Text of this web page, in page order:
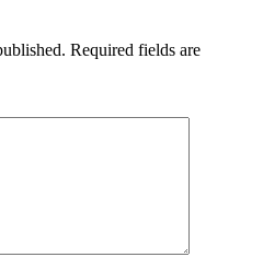
Required fields are